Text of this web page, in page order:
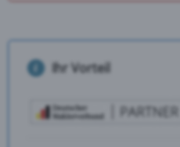
Ihr Vorteil